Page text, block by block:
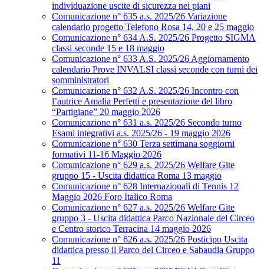
individuazione uscite di sicurezza nei piani
Comunicazione n° 635 a.s. 2025/26 Variazione
calendario progetto Telefono Rosa 14, 20 e 25 maggio
Comunicazione n° 634 A.S. 2025/26 Progetto SIGMA
classi seconde 15 e 18 maggio
Comunicazione n° 633 A.S. 2025/26 Aggiornamento
calendario Prove INVALSI classi seconde con turni dei
somministratori
Comunicazione n° 632 A.S. 2025/26 Incontro con
l’autrice Amalia Perfetti e presentazione del libro
“Partigiane” 20 maggio 2026
Comunicazione n° 631 a.s. 2025/26 Secondo turno
Esami integrativi a.s. 2025/26 - 19 maggio 2026
Comunicazione n° 630 Terza settimana soggiorni
formativi 11-16 Maggio 2026
Comunicazione n° 629 a.s. 2025/26 Welfare Gite
gruppo 15 - Uscita didattica Roma 13 maggio
Comunicazione n° 628 Internazionali di Tennis 12
Maggio 2026 Foro Italico Roma
Comunicazione n° 627 a.s. 2025/26 Welfare Gite
gruppo 3 - Uscita didattica Parco Nazionale del Circeo
e Centro storico Terracina 14 maggio 2026
Comunicazione n° 626 a.s. 2025/26 Posticipo Uscita
didattica presso il Parco del Circeo e Sabaudia Gruppo
11